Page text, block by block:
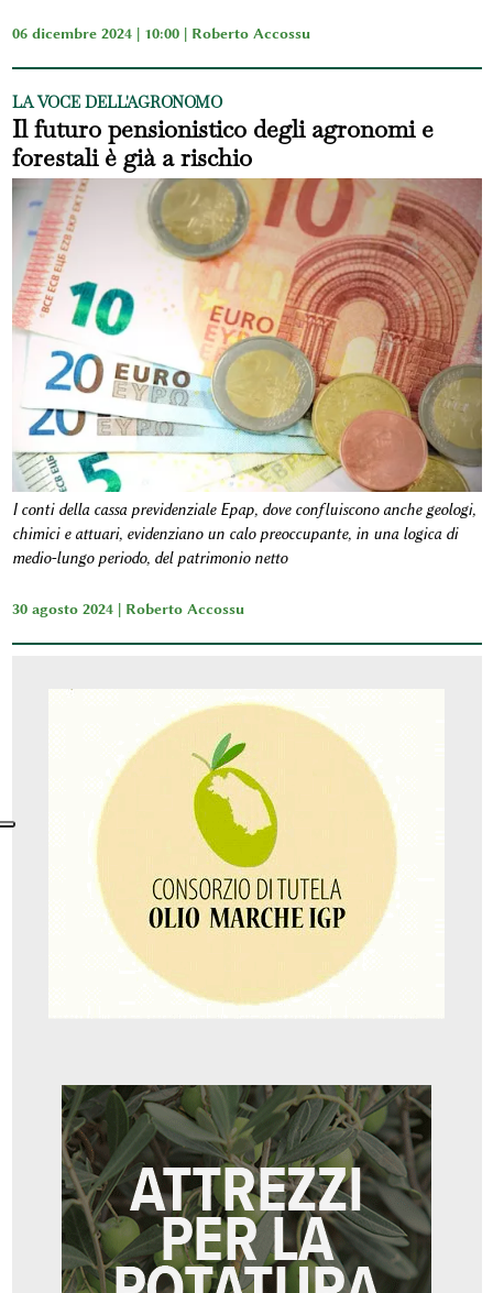
06 dicembre 2024 | 10:00 | Roberto Accossu
LA VOCE DELL'AGRONOMO
Il futuro pensionistico degli agronomi e
forestali è già a rischio
I conti della cassa previdenziale Epap, dove confluiscono anche geologi,
chimici e attuari, evidenziano un calo preoccupante, in una logica di
medio-lungo periodo, del patrimonio netto
30 agosto 2024 | Roberto Accossu